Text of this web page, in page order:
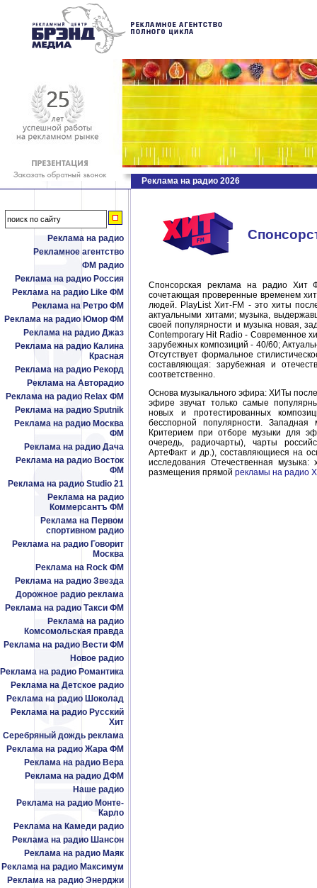
Реклама на радио
Рекламное агентство
ФМ радио
Реклама на радио Россия
Реклама на радио Like ФМ
Реклама на Ретро ФМ
Реклама на радио Юмор ФМ
Реклама на радио Джаз
Реклама на радио Калина
Красная
Реклама на радио Рекорд
Реклама на Авторадио
Реклама на радио Relax ФМ
Реклама на радио Sputnik
Реклама на радио Москва
ФМ
Реклама на радио Дача
Реклама на радио Восток
ФМ
Реклама на радио Studio 21
Реклама на радио
Коммерсантъ ФМ
Реклама на Первом
спортивном радио
Реклама на радио Говорит
Москва
Реклама на Rock ФМ
Реклама на радио Звезда
Дорожное радио реклама
Реклама на радио Такси ФМ
Реклама на радио
Комсомольская правда
Реклама на радио Вести ФМ
Новое радио
Реклама на радио Романтика
Реклама на Детское радио
Реклама на радио Шоколад
Реклама на радио Русский
Хит
Серебряный дождь реклама
Реклама на радио Жара ФМ
Реклама на радио Вера
Реклама на радио ДФМ
Наше радио
Реклама на радио Монте-
Карло
Реклама на Камеди радио
Реклама на радио Шансон
Реклама на радио Маяк
Реклама на радио Максимум
Реклама на радио Энерджи
Реклама на радио 2026
Спонсорская реклама на радио Хит
сочетающая проверенные временем
людей. PlayList Хит-FM - это хиты
актуальными хитами; музыка,
своей популярности и музыка новая,
Contemporary Hit Radio - Современное
зарубежных композиций - 40/60;
Отсутствует формальное
составляющая: зарубежная и
соответственно.
Основа музыкального эфира: ХИТы
эфире звучат только самые
новых и протестированных
бесспорной популярности.
Критерием при отборе музыки для
очередь, радиочарты), чарты
АртеФакт и др.), составляющиеся на
исследования Отечественная
размещения прямой рекламы на радио